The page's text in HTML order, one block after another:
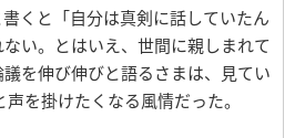
くと「自分は真剣に話していたん
い。とはいえ、世間に親しまれて
を伸び伸びと語るさまは、見てい
を掛けたくなる風情だった。